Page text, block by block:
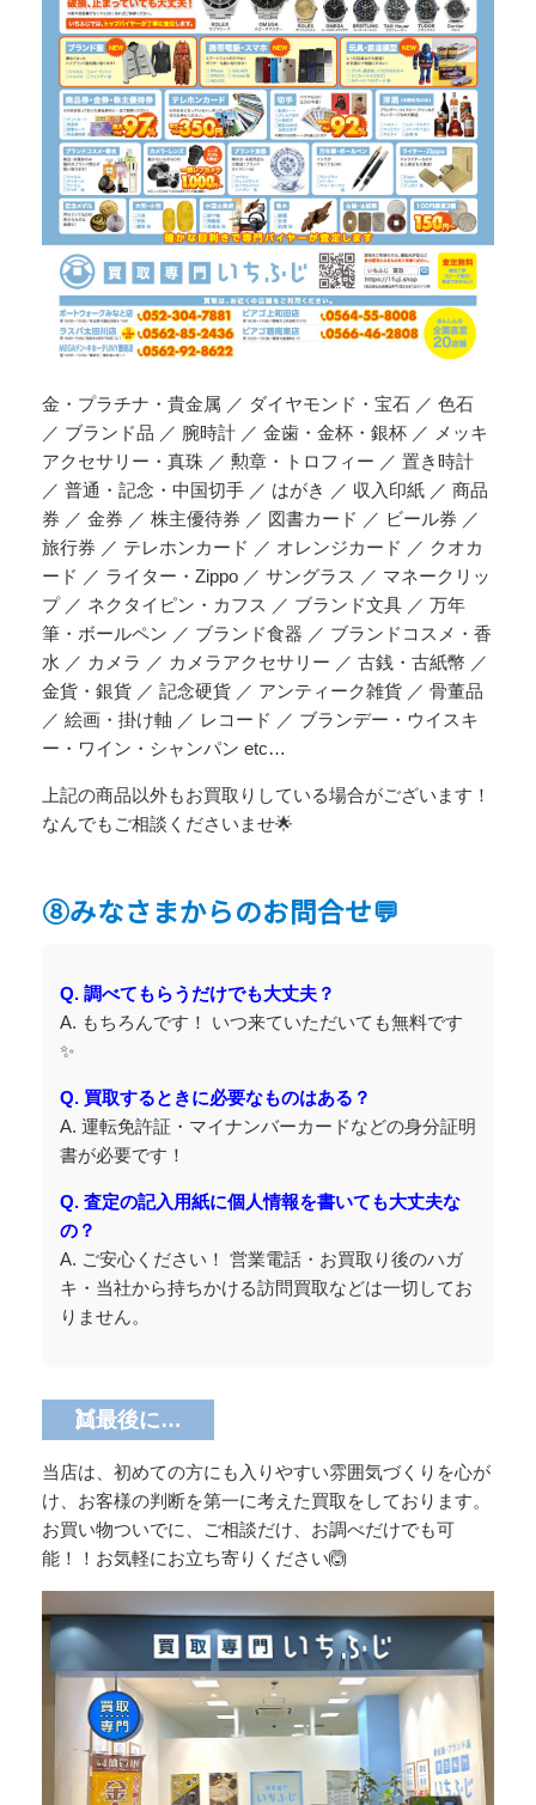
金・プラチナ・貴金属 ／ ダイヤモンド・宝石 ／ 色石
／ ブランド品 ／ 腕時計 ／ 金歯・金杯・銀杯 ／ メッキ
アクセサリー・真珠 ／ 勲章・トロフィー ／ 置き時計
／ 普通・記念・中国切手 ／ はがき ／ 収入印紙 ／ 商品
券 ／ 金券 ／ 株主優待券 ／ 図書カード ／ ビール券 ／
旅行券 ／ テレホンカード ／ オレンジカード ／ クオカ
ード ／ ライター・Zippo ／ サングラス ／ マネークリッ
プ ／ ネクタイピン・カフス ／ ブランド文具 ／ 万年
筆・ボールペン ／ ブランド食器 ／ ブランドコスメ・香
水 ／ カメラ ／ カメラアクセサリー ／ 古銭・古紙幣 ／
金貨・銀貨 ／ 記念硬貨 ／ アンティーク雑貨 ／ 骨董品
／ 絵画・掛け軸 ／ レコード ／ ブランデー・ウイスキ
ー・ワイン・シャンパン etc…
上記の商品以外もお買取りしている場合がございます！
なんでもご相談くださいませ🌟
⑧みなさまからのお問合せ💬
Q. 調べてもらうだけでも大丈夫？
A. もちろんです！ いつ来ていただいても無料です
✨
Q. 買取するときに必要なものはある？
A. 運転免許証・マイナンバーカードなどの身分証明
書が必要です！
Q. 査定の記入用紙に個人情報を書いても大丈夫な
の？
A. ご安心ください！ 営業電話・お買取り後のハガ
キ・当社から持ちかける訪問買取などは一切してお
りません。
👯最後に…
当店は、初めての方にも入りやすい雰囲気づくりを心が
け、お客様の判断を第一に考えた買取をしております。
お買い物ついでに、ご相談だけ、お調べだけでも可
能！！お気軽にお立ち寄りください🙆